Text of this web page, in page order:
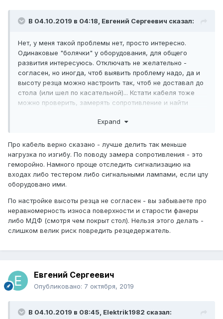
В 04.10.2019 в 04:18, Евгений Сергеевич сказал:
Нет, у меня такой проблемы нет, просто интересно.
Одинаковые "болячки" у оборудования, для общего
развития интересуюсь. Отключать не желательно -
согласен, но иногда, чтоб выявить проблему надо, да и
высоту резца можно настроить так, чтоб не доставал до
стола (или шел по касательной)... Кстати кабеля тоже
можно проверить, замерять сопротивление и найти
ставить два кабеля вместо одного ( к примеру: кабель
слову )))) )
Expand
Про кабель верно сказано - лучше делить так меньше
нагрузка по изгибу. По поводу замера сопротивления - это
геморойно. Намного проще отследить сигнализацию на
входах либо тестером либо сигнальными лампами, если цпу
оборудовано ими.
По настройке высоты резца не согласен - вы забываете про
неравномерность износа поверхности и старости фанеры
либо МДФ (смотря чем покрыт стол). Нельзя этого делать -
слишком велик риск повредить резцедержатель.
Евгений Сергеевич
Опубликовано: 7 октября, 2019
В 04.10.2019 в 08:45, Elektrik1982 сказал: